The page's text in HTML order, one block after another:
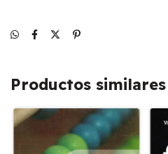
Productos similares